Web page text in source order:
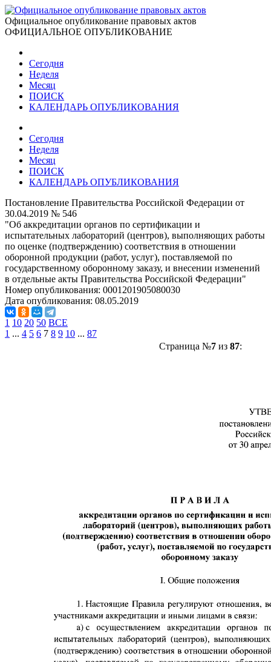
Официальное опубликование правовых актов
ОФИЦИАЛЬНОЕ ОПУБЛИКОВАНИЕ
Сегодня
Неделя
Месяц
ПОИСК
КАЛЕНДАРЬ ОПУБЛИКОВАНИЯ
Сегодня
Неделя
Месяц
ПОИСК
КАЛЕНДАРЬ ОПУБЛИКОВАНИЯ
Постановление Правительства Российской Федерации от
30.04.2019 № 546
"Об аккредитации органов по сертификации и
испытательных лабораторий (центров), выполняющих работы
по оценке (подтверждению) соответствия в отношении
оборонной продукции (работ, услуг), поставляемой по
государственному оборонному заказу, и внесении изменений
в отдельные акты Правительства Российской Федерации"
Номер опубликования: 0001201905080030
Дата опубликования: 08.05.2019
1 10 20 50 ВСЕ
1 ... 4 5 6 7 8 9 10 ... 87
Страница №7из 87: